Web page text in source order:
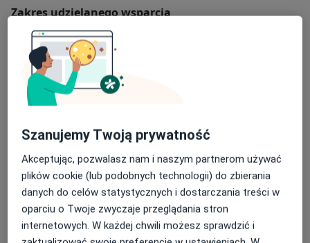
Zakres udzielanego wsparcia
Schizofrenia i inne zaburzenia psychotyczne,
Zaburzenia nastroju,
ChAD (Choroba afektywna dwubiegunowa),
Fobie,
Napady paniki,
Zaburzenia obsesyjno-kompulsywne,
Zaburzenia związane ze stresem, stres,
Szanujemy Twoją prywatność
Akceptując, pozwalasz nam i naszym partnerom używać
plików cookie (lub podobnych technologii) do zbierania
danych do celów statystycznych i dostarczania treści w
oparciu o Twoje zwyczaje przeglądania stron
internetowych. W każdej chwili możesz sprawdzić i